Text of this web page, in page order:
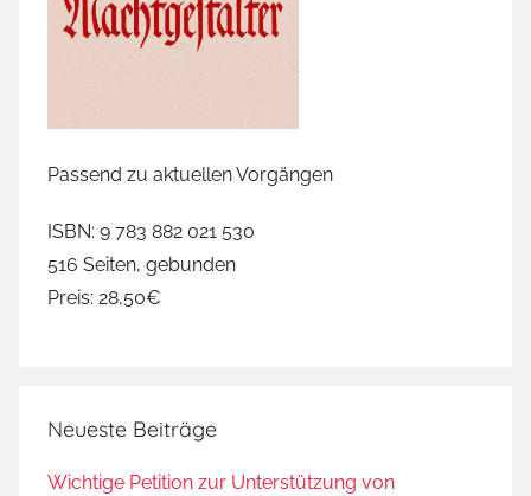
Passend zu aktuellen Vorgängen
ISBN: 9 783 882 021 530
516 Seiten, gebunden
Preis: 28,50€
Neueste Beiträge
Wichtige Petition zur Unterstützung von